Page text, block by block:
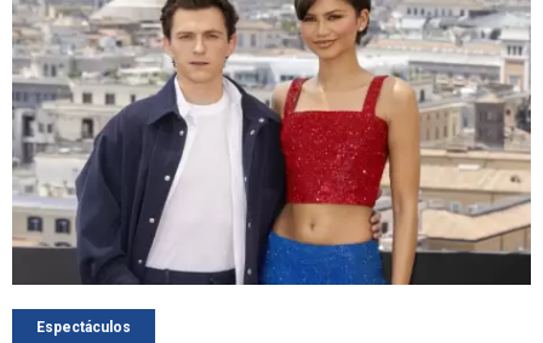
Espectáculos